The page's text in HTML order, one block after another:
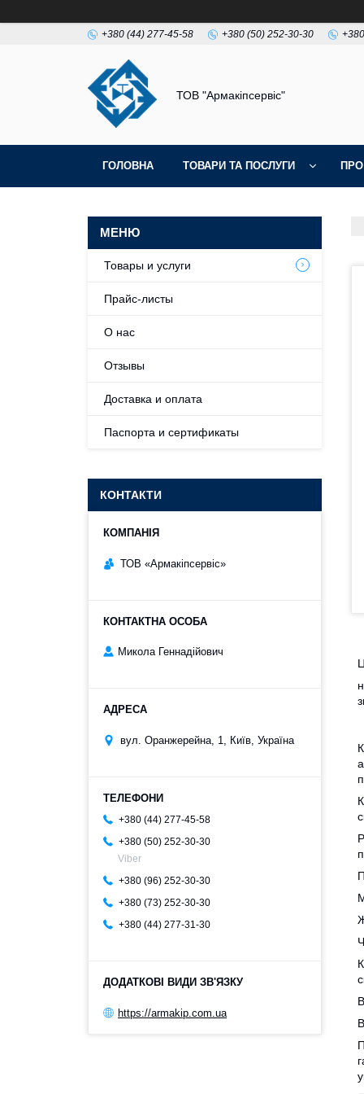
+380 (44) 277-45-58 +380 (50) 252-30-30
ТОВ "Армакіпсервіс"
ГОЛОВНА ТОВАРИ ТА ПОСЛУГИ
Товары и услуги
Прайс-листы
О нас
Отзывы
Доставка и оплата
Паспорта и сертификаты
КОНТАКТИ
ТОВ «Армакіпсервіс»
Микола Геннадійович
вул. Оранжерейна, 1, Київ, Україна
+380 (44) 277-45-58
+380 (50) 252-30-30
Viber
+380 (96) 252-30-30
+380 (73) 252-30-30
+380 (44) 277-31-30
https://armakip.com.ua